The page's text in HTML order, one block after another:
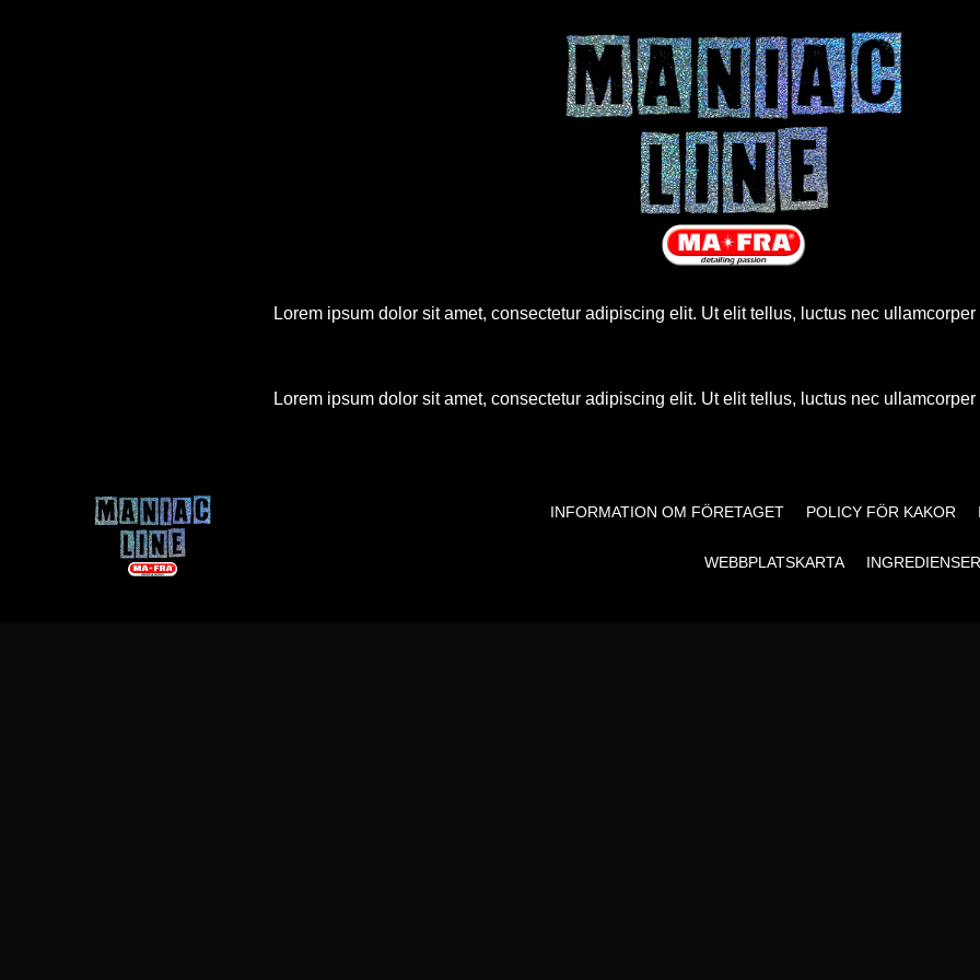
Lorem ipsum dolor sit amet, consectetur adipiscing elit. Ut elit tellus, luctus nec
Lorem ipsum dolor sit amet, consectetur adipiscing elit. Ut elit tellus, luctus nec
INFORMATION OM FÖRETAGET POLICY FÖR KAKOR
WEBBPLATSKARTA INGREDIENSER